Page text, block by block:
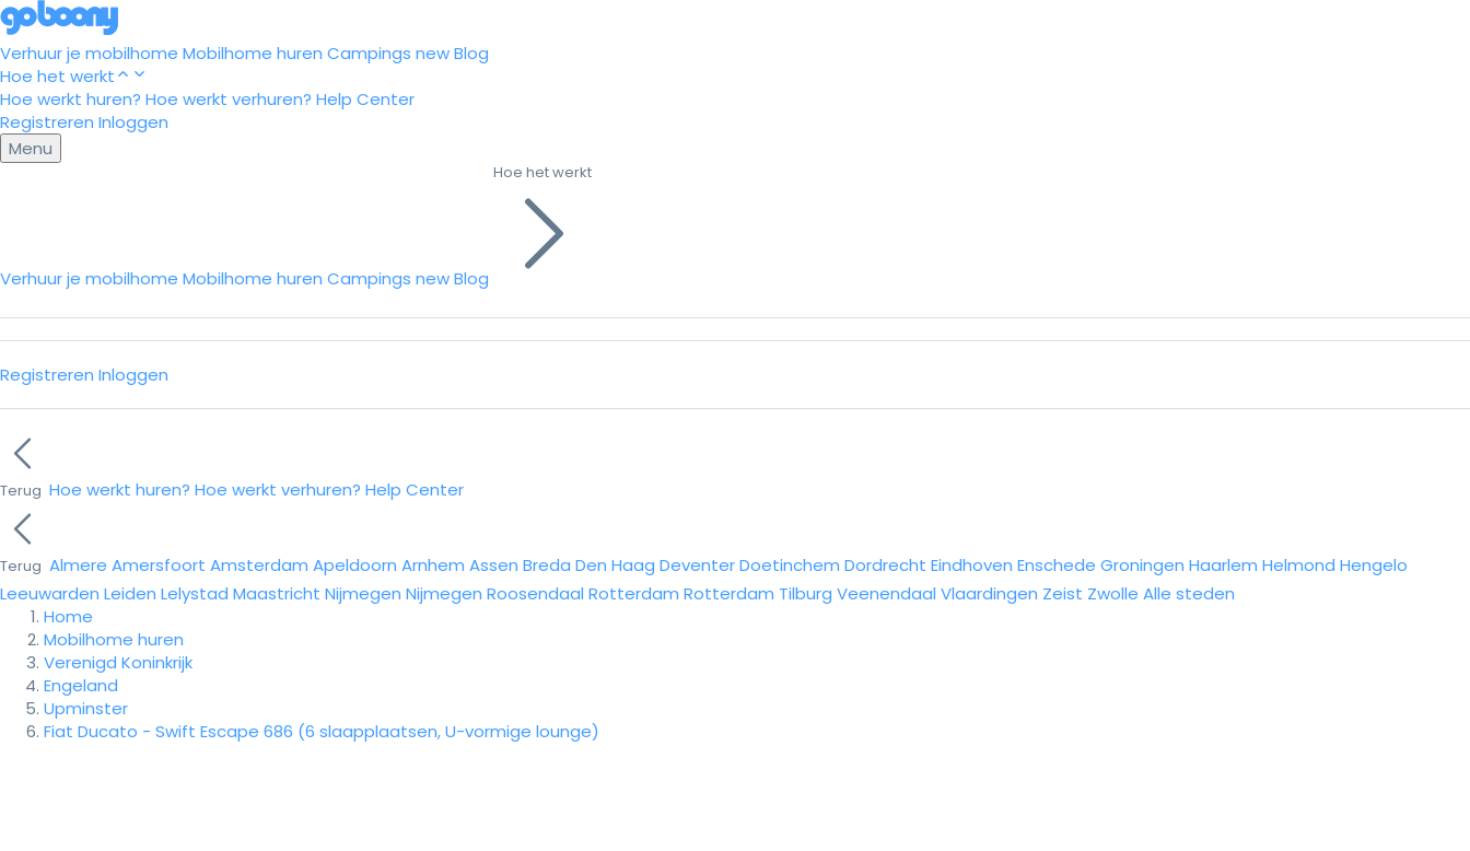
Verhuur je mobilhome Mobilhome huren Campings newBlog
Hoe het werkt
Hoe werkt huren? Hoe werkt verhuren? Help Center
Registreren Inloggen
Menu
Verhuur je mobilhome Mobilhome huren Campings newBlog
Hoe het werkt
Registreren Inloggen
Terug Hoe werkt huren? Hoe werkt verhuren? Help Center
Terug Almere Amersfoort Amsterdam Apeldoorn Arnhem Assen Breda Den Haag DeventerDoetinchem Dordrecht Eindhoven Enschede Groningen Haarlem Helmond Hengelo
Leeuwarden Leiden Lelystad Maastricht Nijmegen Nijmegen Roosendaal Rotterdam Rotterdam Tilburg Veenendaal Vlaardingen Zeist Zwolle Alle steden
Home
Mobilhome huren
Verenigd Koninkrijk
Engeland
Upminster
Fiat Ducato - Swift Escape 686 (6 slaapplaatsen, U-vormige lounge)